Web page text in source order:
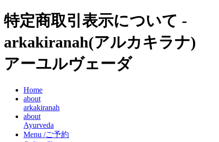
特定商取引表示について -
arkakiranah(アルカキラナ)
アーユルヴェーダ
Home
about
arkakiranah
about
Ayurveda
Menu /ご予約